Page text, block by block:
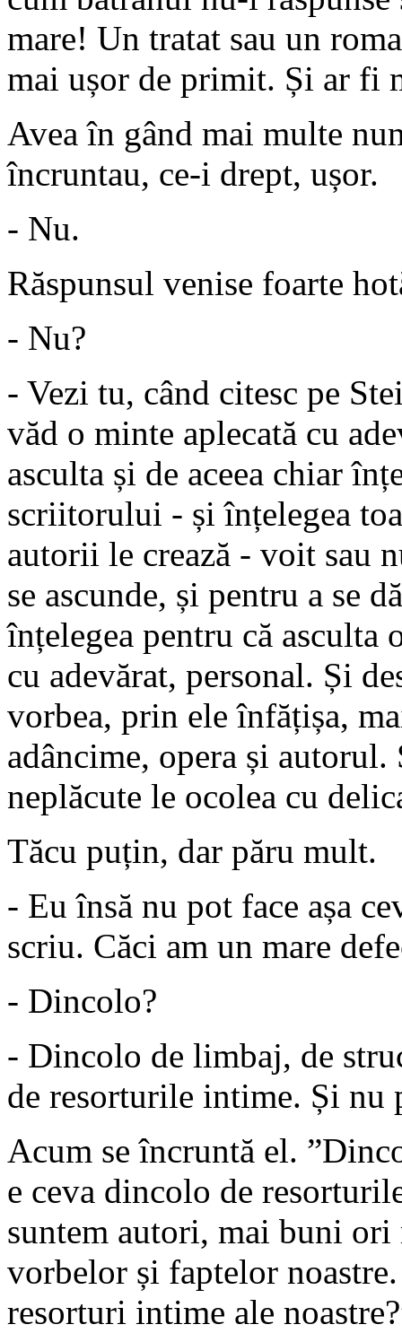
mare! Un tratat sau un
mai ușor de primit. Și ar fi
Avea în gând mai multe
încruntau, ce-i drept, ușor.
- Nu.
Răspunsul venise foarte
- Nu?
- Vezi tu, când citesc pe
văd o minte aplecată cu
asculta și de aceea chiar
scriitorului - și înțelegea
autorii le crează - voit sau
se ascunde, și pentru a se
înțelegea pentru că asculta
cu adevărat, personal. Și
vorbea, prin ele înfățișa,
adâncime, opera și
neplăcute le ocolea cu
Tăcu puțin, dar păru mult.
- Eu însă nu pot face așa
scriu. Căci am un mare
- Dincolo?
- Dincolo de limbaj, de
de resorturile intime. Și nu
Acum se încruntă el.
e ceva dincolo de
suntem autori, mai buni
vorbelor și faptelor
resorturi intime ale